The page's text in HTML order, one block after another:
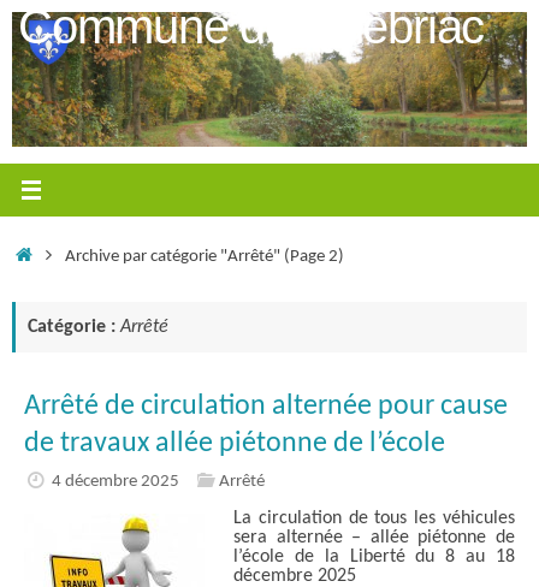
Passer
au
contenu
Commune de Québriac
AccueilArchive par catégorie "Arrêté" (Page 2)
Catégorie :Arrêté
Arrêté de circulation alternée pour cause
de travaux allée piétonne de l’école
4 décembre 2025 Arrêté
La circulation de tous les véhicules
sera alternée – allée piétonne de
l’école de la Liberté du 8 au 18
décembre 2025